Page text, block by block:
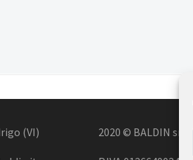
(VI) 2020 © BALDIN srl